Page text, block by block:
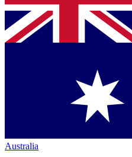
Australia